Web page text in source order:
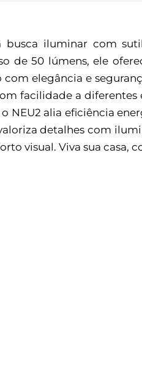
busca iluminar com
de 50 lúmens, ele
elegância e
facilidade a diferentes
NEU2 alia eficiência
detalhes com
visual. Viva sua casa,